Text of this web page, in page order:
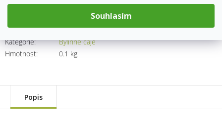
Souhlasím
Kód produktu:
1749
Kategorie:
Bylinné čaje
Hmotnost: 0.1 kg
Popis